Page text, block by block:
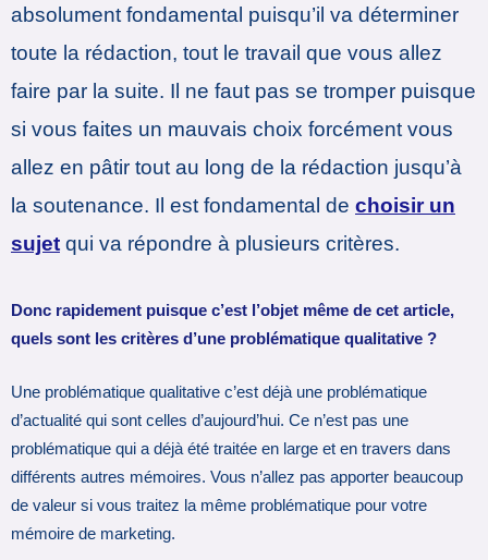
absolument fondamental puisqu’il va déterminer
toute la rédaction, tout le travail que vous allez
faire par la suite. Il ne faut pas se tromper puisque
si vous faites un mauvais choix forcément vous
allez en pâtir tout au long de la rédaction jusqu’à
la soutenance. Il est fondamental de choisir un
sujet qui va répondre à plusieurs critères.
Donc rapidement puisque c’est l’objet même de cet article,
quels sont les critères d’une problématique qualitative ?
Une problématique qualitative c’est déjà une problématique
d’actualité qui sont celles d’aujourd’hui. Ce n’est pas une
problématique qui a déjà été traitée en large et en travers dans
différents autres mémoires. Vous n’allez pas apporter beaucoup
de valeur si vous traitez la même problématique pour votre
mémoire de marketing.